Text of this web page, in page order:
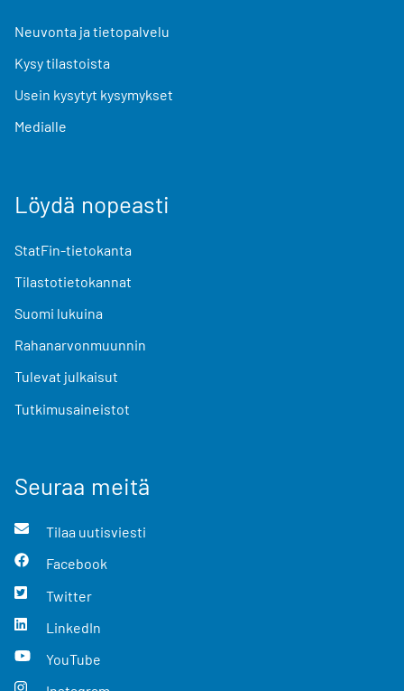
Neuvonta ja tietopalvelu
Kysy tilastoista
Usein kysytyt kysymykset
Medialle
Löydä nopeasti
StatFin-tietokanta
Tilastotietokannat
Suomi lukuina
Rahanarvonmuunnin
Tulevat julkaisut
Tutkimusaineistot
Seuraa meitä
Tilaa uutisviesti
Facebook
Twitter
LinkedIn
YouTube